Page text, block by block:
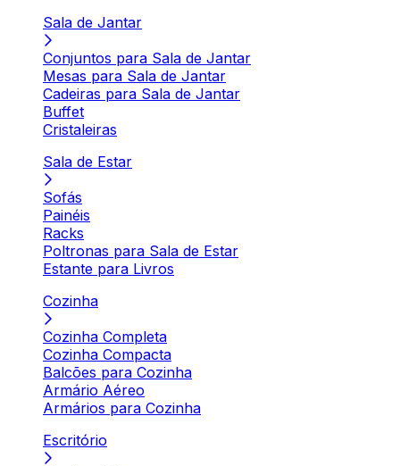
Sala de Jantar
Conjuntos para Sala de Jantar
Mesas para Sala de Jantar
Cadeiras para Sala de Jantar
Buffet
Cristaleiras
Sala de Estar
Sofás
Painéis
Racks
Poltronas para Sala de Estar
Estante para Livros
Cozinha
Cozinha Completa
Cozinha Compacta
Balcões para Cozinha
Armário Aéreo
Armários para Cozinha
Escritório